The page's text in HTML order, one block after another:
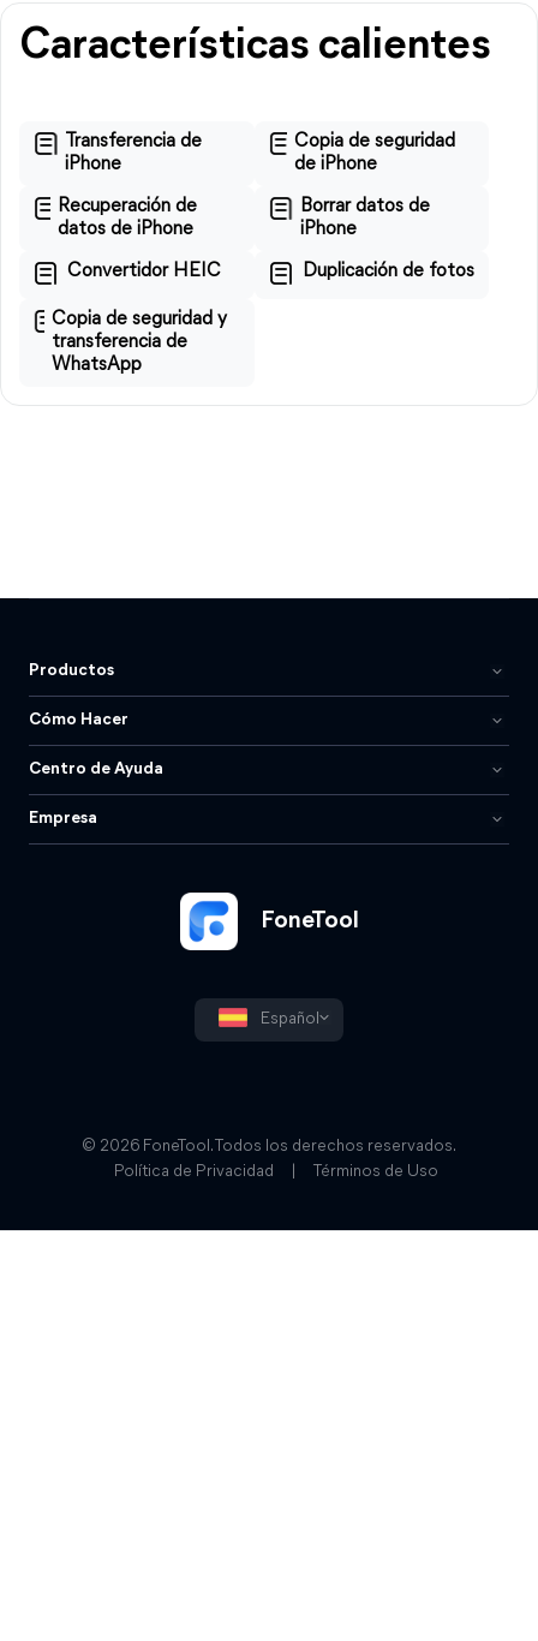
Características calientes
Transferencia de
iPhone
Copia de seguridad
de iPhone
Recuperación de
datos de iPhone
Borrar datos de
iPhone
Convertidor HEIC Duplicación de fotos
Copia de seguridad y
transferencia de
WhatsApp
FoneTool
Español
Productos
Cómo Hacer
Centro de Ayuda
Empresa
© 2026 FoneTool. Todos los derechos reservados.
Política de Privacidad
Términos de Uso